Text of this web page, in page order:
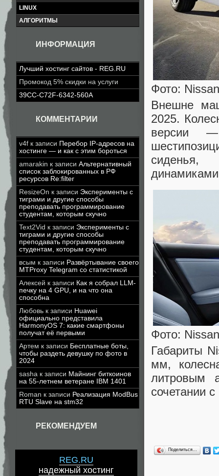
LINUX
АЛГОРИТМЫ
ИНФОРМАЦИЯ
Лучший хостинг сайтов - REG.RU
Промокод 5% скидки на услуги
39CC-C72F-6342-560A
КОММЕНТАРИИ
v4f к записи Перебор IP-адресов на
хостинге — и как с этим бороться
amarakin к записи Альтернативный
список заблокированных в РФ
ресурсов Re:filter
ResizeOn к записи Эксперименты с
тиграми и другие способы
преподавать программирование
студентам, которым скучно
Text2Vid к записи Эксперименты с
тиграми и другие способы
преподавать программирование
студентам, которым скучно
всым к записи Развёртывание своего
MTProxy Telegram со статистикой
Алексей к записи Как я собрал LLM-
печку на 4 GPU, и на что она
способна
Любовь к записи Huawei
официально представила
HarmonyOS 7: какие смартфоны
получат её первыми
Артем к записи Бесплатные боты,
чтобы раздеть девушку по фото в
2024
sasha к записи Майнинг биткоинов
на 55-летнем ветеране IBM 1401
Roman к записи Реализация ModBus
RTU Slave на stm32
РЕКОМЕНДУЕМ
REG.RU
надежный хостинг
Фото: Nissan
Внешне
2025.
версии
сиденья,
Фото: Nissan
Габариты
мм,
литровым
сочетании
Поделиться…